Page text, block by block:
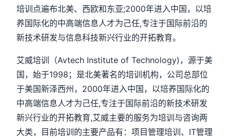
培训点遍布北美、西欧和东亚;2000年进入中国，以培
养国际化的中高端信息人才为己任,专注于国际前沿的
新技术研发与信息科技新兴行业的开拓教育。
艾威培训（Avtech Institute of Technology)，源于美
国，始于1998；是北美著名的培训机构，公司总部位
于美国新泽西州，2000年进入中国，以培养国际化的
中高端信息人才为己任,专注于国际前沿的新技术研发
新兴行业的开拓教育,艾威主要的服务为培训与咨询两
大类，目前培训的主要产品有：项目管理培训、IT管理